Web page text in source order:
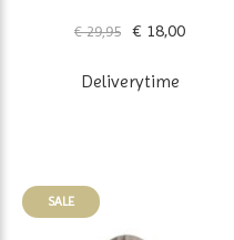
€ 29,95 € 18,00
Deliverytime
SALE